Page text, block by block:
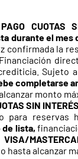
CUOTAS
durante el mes
confirmada la
Sujeto
completarse
monto
SIN
para reservas
lista,
hasta alcanzar